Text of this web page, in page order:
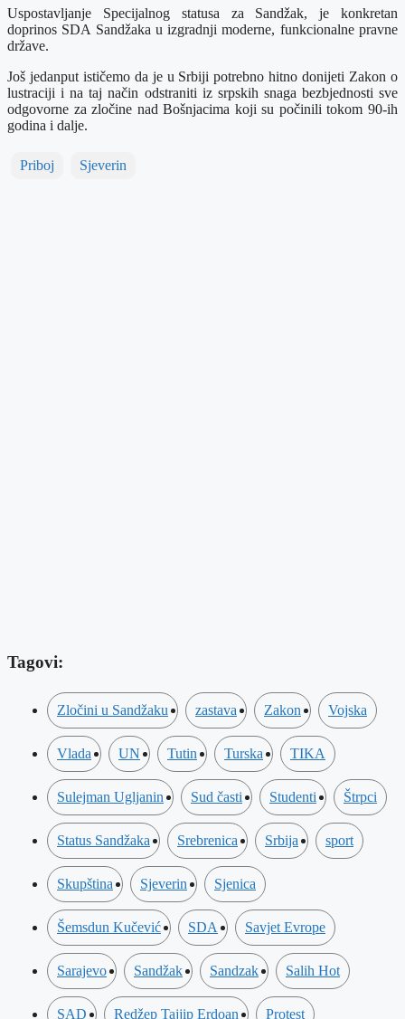
Uspostavljanje Specijalnog statusa za Sandžak, je konkretan
doprinos SDA Sandžaka u izgradnji moderne, funkcionalne pravne
države.
Još jedanput ističemo da je u Srbiji potrebno hitno donijeti Zakon o
lustraciji i na taj način odstraniti iz srpskih snaga bezbjednosti sve
odgovorne za zločine nad Bošnjacima koji su počinili tokom 90-ih
godina i dalje.
Priboj Sjeverin
Tagovi:
Zločini u Sandžaku zastava Zakon Vojska
Vlada UN Tutin Turska TIKA
Sulejman Ugljanin Sud časti Studenti Štrpci
Status Sandžaka Srebrenica Srbija sport
Skupština Sjeverin Sjenica
Šemsdun Kučević SDA Savjet Evrope
Sarajevo Sandžak Sandzak Salih Hot
SAD Redžep Tajjip Erdoan Protest